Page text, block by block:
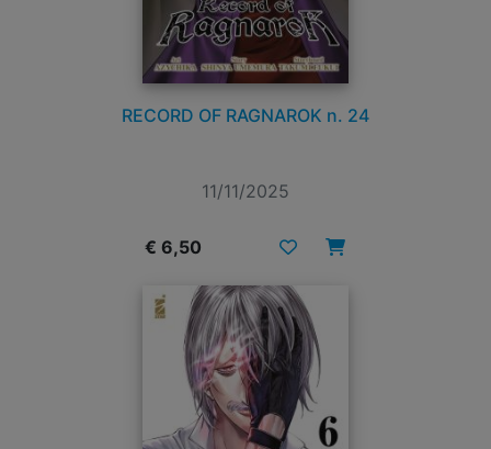
RECORD OF RAGNAROK n. 24
11/11/2025
€ 6,50